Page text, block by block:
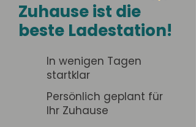
Zuhause ist die
beste Ladestation!
In wenigen Tagen
startklar
Persönlich geplant für
Ihr Zuhause